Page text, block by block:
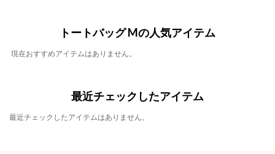
トートバッグ Mの人気アイテム
現在おすすめアイテムはありません。
最近チェックしたアイテム
最近チェックしたアイテムはありません。